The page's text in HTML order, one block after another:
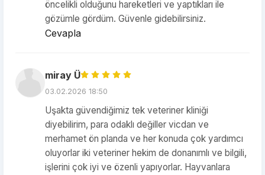
öncelikli olduğunu hareketleri ve yaptıkları ile
gözümle gördüm. Güvenle gidebilirsiniz.
Cevapla
miray Ü
03.02.2026 18:50
Uşakta güvendiğimiz tek veteriner kliniği
diyebilirim, para odaklı değiller vicdan ve
merhamet ön planda ve her konuda çok yardımcı
oluyorlar iki veteriner hekim de donanımlı ve bilgili,
işlerini çok iyi ve özenli yapıyorlar. Hayvanlara